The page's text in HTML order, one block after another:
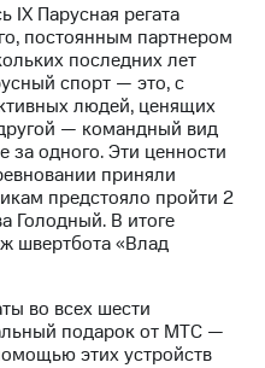
IX Парусная регата
постоянным партнером
последних лет
спорт — это, с
людей, ценящих
— командный вид
за одного. Эти ценности
приняли
предстояло пройти 2
Голодный. В итоге
швертбота «Влад
во всех шести
подарок от МТС —
этих устройств